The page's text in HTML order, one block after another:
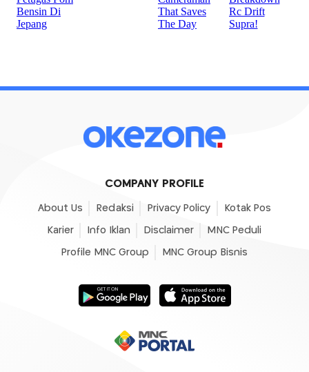
COMPANY PROFILE
About Us Redaksi Privacy Policy Kotak Pos
Karier Info Iklan Disclaimer MNC Peduli
Profile MNC Group MNC Group Bisnis